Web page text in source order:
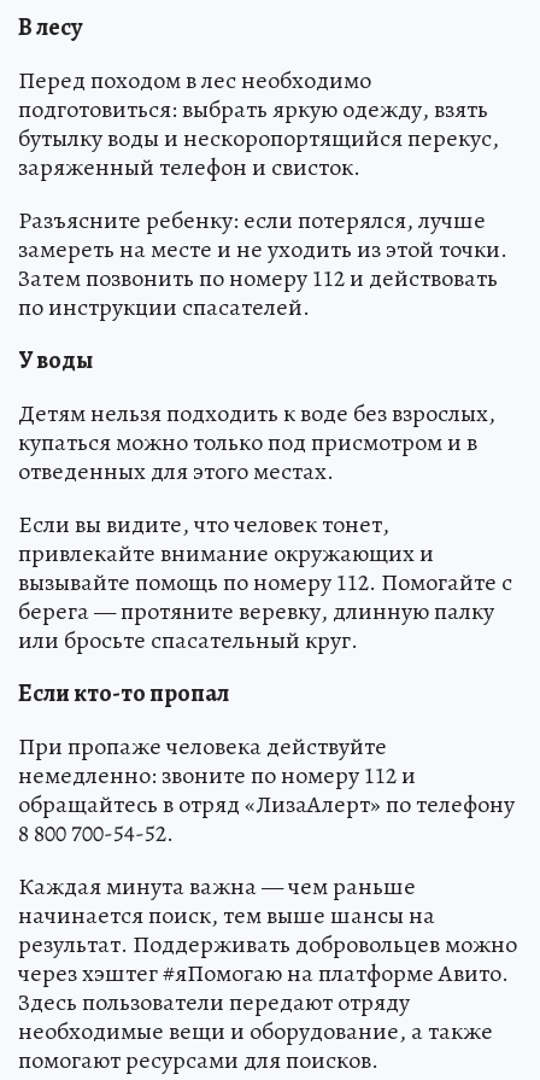
В лесу
Перед походом в лес необходимо
подготовиться: выбрать яркую одежду, взять
бутылку воды и нескоропортящийся перекус,
заряженный телефон и свисток.
Разъясните ребенку: если потерялся, лучше
замереть на месте и не уходить из этой точки.
Затем позвонить по номеру 112 и действовать
по инструкции спасателей.
У воды
Детям нельзя подходить к воде без взрослых,
купаться можно только под присмотром и в
отведенных для этого местах.
Если вы видите, что человек тонет,
привлекайте внимание окружающих и
вызывайте помощь по номеру 112. Помогайте с
берега — протяните веревку, длинную палку
или бросьте спасательный круг.
Если кто-то пропал
При пропаже человека действуйте
немедленно: звоните по номеру 112 и
обращайтесь в отряд «ЛизаАлерт» по телефону
8 800 700-54-52.
Каждая минута важна — чем раньше
начинается поиск, тем выше шансы на
результат. Поддерживать добровольцев можно
через хэштег #яПомогаю на платформе Авито.
Здесь пользователи передают отряду
необходимые вещи и оборудование, а также
помогают ресурсами для поисков.